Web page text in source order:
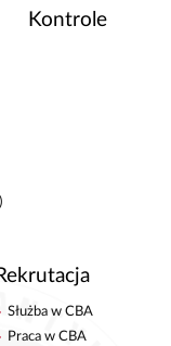
Kontrole
Służba w CBA
Praca w CBA